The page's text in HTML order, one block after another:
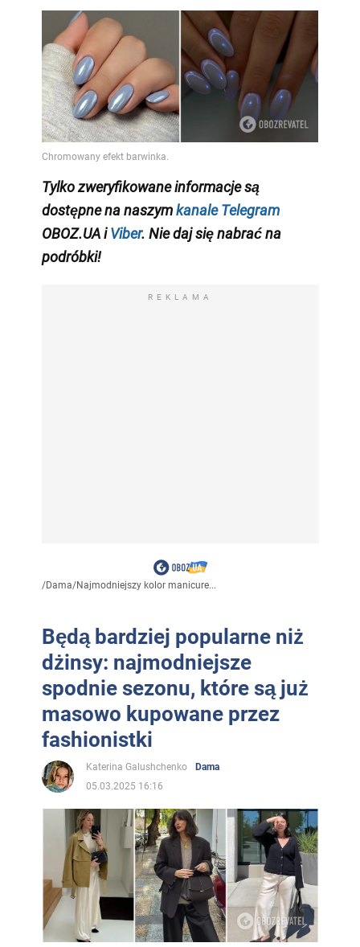
Tylko zweryfikowane informacje są
dostępne na naszymkanale Telegram
OBOZ.UA iViber. Nie daj się nabrać na
podróbki!
REKLAMA
/Dama/Najmodniejszy kolor manicure...
Będą bardziej popularne niż
dżinsy: najmodniejsze
spodnie sezonu, które są już
masowo kupowane przez
fashionistki
Katerina Galushchenko
Dama
05.03.2025 16:16